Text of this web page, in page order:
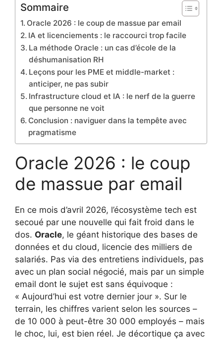
Sommaire
Oracle 2026 : le coup de massue par email
IA et licenciements : le raccourci trop facile
La méthode Oracle : un cas d’école de la
déshumanisation RH
Leçons pour les PME et middle-market :
anticiper, ne pas subir
Infrastructure cloud et IA : le nerf de la guerre
que personne ne voit
Conclusion : naviguer dans la tempête avec
pragmatisme
Oracle 2026 : le coup
de massue par email
En ce mois d’avril 2026, l’écosystème tech est
secoué par une nouvelle qui fait froid dans le
dos. Oracle, le géant historique des bases de
données et du cloud, licencie des milliers de
salariés. Pas via des entretiens individuels, pas
avec un plan social négocié, mais par un simple
email dont le sujet est sans équivoque :
« Aujourd’hui est votre dernier jour ». Sur le
terrain, les chiffres varient selon les sources –
de 10 000 à peut-être 30 000 employés – mais
le choc, lui, est bien réel. Je décortique ça avec